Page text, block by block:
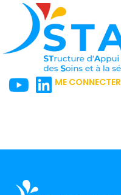
ME CONNECTER